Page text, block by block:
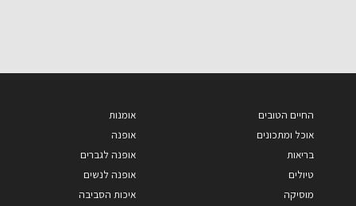
החיים הטובים
אוכל ומתכונים
בריאות
טיולים
מוסיקה
אומנות
אופנה
אופנה לגברים
אופנה לנשים
איכות הסביבה